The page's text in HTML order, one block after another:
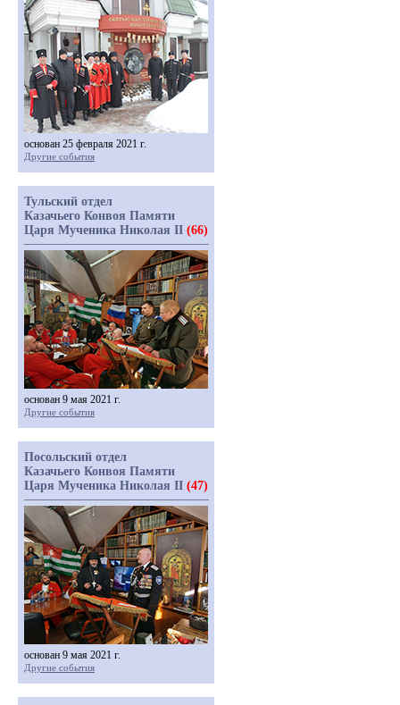
основан 25 февраля 2021 г.
Другие события
Тульский отдел
Казачьего Конвоя Памяти
Царя Мученика Николая II (66)
основан 9 мая 2021 г.
Другие события
Посольский отдел
Казачьего Конвоя Памяти
Царя Мученика Николая II (47)
основан 9 мая 2021 г.
Другие события